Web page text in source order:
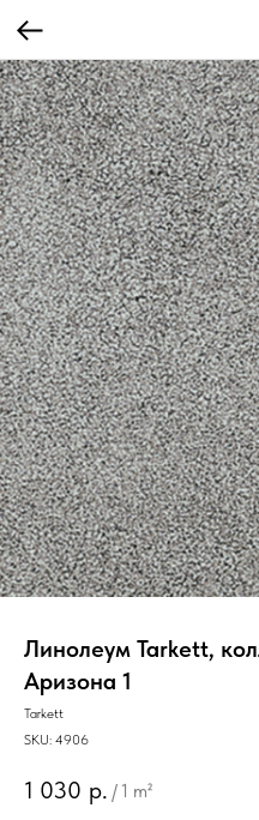
Линолеум Tarkett,
Аризона 1
Tarkett
SKU: 4906
1 030 р. / 1 m²